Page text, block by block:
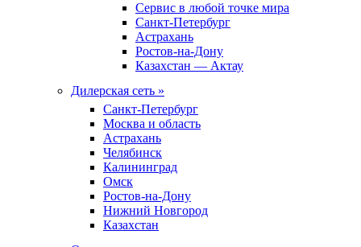
Сервис в любой точке мира
Санкт-Петербург
Астрахань
Ростов-на-Дону
Казахстан — Актау
Дилерская сеть »
Санкт-Петербург
Москва и область
Астрахань
Челябинск
Калининград
Омск
Ростов-на-Дону
Нижний Новгород
Казахстан